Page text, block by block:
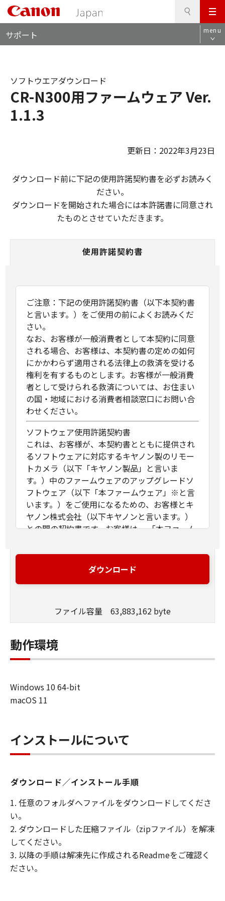
メ
ニ
ュ
サポート menu
CR-N300用ファームウェア Ver.
1.1.3
ソフトウエアダウンロード
更新日：2022年3月23日
ダウンロード前に下記の使用許諾契約書を必ずお読みく
ださい。
ダウンロードを開始された場合には本許諾書に同意され
たものとさせていただきます。
使用許諾契約書
ご注意：下記の使用許諾契約書（以下本契約書
と言います。）をご使用の前によくお読みくだ
さい。
なお、お客様が一般消費者として本契約に同意
される場合、お客様は、本契約書の定めの如何
にかかわらず適用される法律上の救済を受ける
権利を有するものとします。お客様が一般消費
者として受けられる救済については、お住まい
の国・地域における消費者相談窓口にお問い合
わせください。
ソフトウェア使用許諾契約書
これは、お客様が、本契約書とともに提供され
るソフトウェアに対応するキヤノン製のリモー
トカメラ（以下「キヤノン製品」と言いま
す。）中のファームウェアのアップグレードソ
フトウェア（以下「本ファームウェア」※と言
います。）をご使用になるための、お客様とキ
ヤノン株式会社（以下キヤノンと言います。）
との間の契約書です。お客様は、 「本ファーム
ることで、本契約書に同意したことになりま
す。お客様が本契約書に同意できない場合、
「本ファームウェア」を使用することはできま
の適用を受けるフリーソフトウェアとして配布
されている第三者のソフトウェア・モジュール
を使用しています。
- GNU General Public License Version 2
- GNU Lesser General Public License Version
- GNU Library General Public License Version
2
<LICENSE>フォルダ内の
<OpenSourceSoftware>フォルダに格納されて
いる 「ThirdPartySoftware-J.pdf」をご確認く
１．許諾
様が「キヤノン製品」にインストールして使用
します。
(2) お客様は、上記(1)に基づいて「本ファーム
ウェア」を使用するためのバックアップ とし
て、「本ファームウェア」を１部、複製するこ
ダウンロード
ファイル容量 63,883,162 byte
動作環境
Windows 10 64-bit
macOS 11
インストールについて
ダウンロード／インストール手順
1. 任意のフォルダへファイルをダウンロードしてくださ
い。
2. ダウンロードした圧縮ファイル（zipファイル）を解凍
してください。
3. 以降の手順は解凍先に作成されるReadmeをご確認く
ださい。